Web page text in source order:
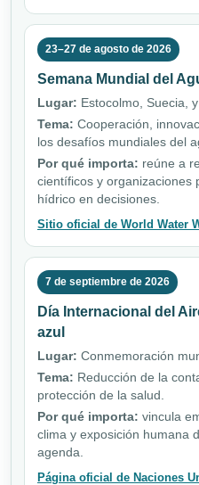
23–27 de agosto de 2026
Semana Mundial del
Lugar: Estocolmo, Suecia,
Tema: Cooperación,
los desafíos mundiales del
Por qué importa: reúne a
científicos y organizaciones
hídrico en decisiones.
Sitio oficial de World Water
7 de septiembre de 2026
Día Internacional del
azul
Lugar: Conmemoración
Tema: Reducción de la
protección de la salud.
Por qué importa: vincula
clima y exposición humana
agenda.
Página oficial de Naciones